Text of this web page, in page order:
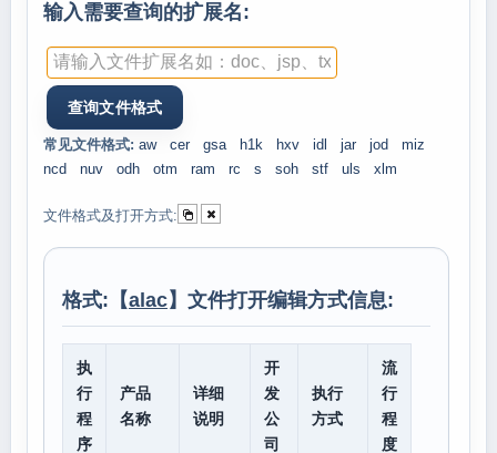
输入需要查询的扩展名:
常见文件格式: aw cer gsa h1k hxv idl jar jod
miz
ncd
nuv odh otm ram rc s soh stf uls xlm
文件格式及打开方式:
格式:【alac】文件打开编辑方式信息:
执
行
程
序
产品
名称
详细
说明
开
发
公
司
执行
方式
流
行
程
度